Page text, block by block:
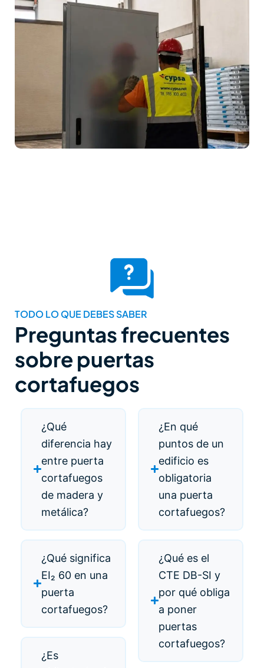
TODO LO QUE DEBES SABER
Preguntas frecuentes
sobre puertas
cortafuegos
¿Qué
diferencia hay
entre puerta
cortafuegos
de madera y
metálica?
¿Qué significa
EI₂ 60 en una
puerta
cortafuegos?
¿Es
¿En qué
puntos de un
edificio es
obligatoria
una puerta
cortafuegos?
¿Qué es el
CTE DB-SI y
por qué obliga
a poner
puertas
cortafuegos?